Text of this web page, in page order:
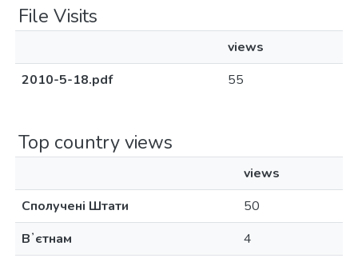
File Visits
views
2010-5-18.pdf
55
Top country views
views
Сполучені Штати
50
Вʼєтнам
4